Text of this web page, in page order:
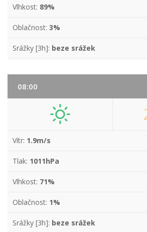
Vlhkost: 89%
Oblačnost: 3%
Srážky [3h]: beze srážek
08:00
Vítr: 1.9m/s
Tlak: 1011hPa
Vlhkost: 71%
Oblačnost: 1%
Srážky [3h]: beze srážek